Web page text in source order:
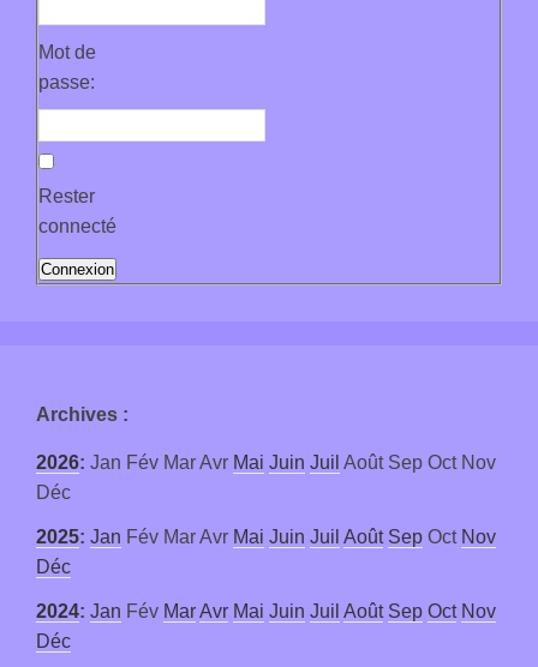
Mot de
passe:
Rester
connecté
Connexion
Archives :
2026: Jan Fév MarAvr Mai Juin Juil Août Sep Oct Nov
Déc
2025: Jan Fév MarAvr Mai Juin Juil Août Sep Oct Nov
Déc
2024: Jan Fév MarAvr Mai Juin Juil Août Sep Oct Nov
Déc